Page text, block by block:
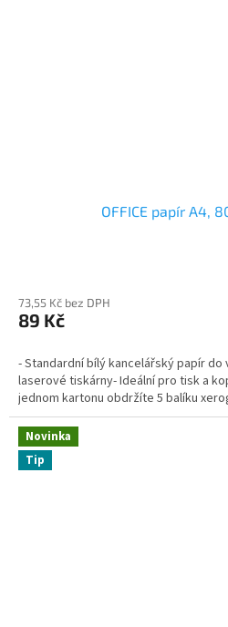
OFFICE papír A4,
73,55 Kč bez DPH
89 Kč
- Standardní bílý kancelářský papír
laserové tiskárny- Ideální pro tisk a
jednom kartonu obdržíte 5 balíku
Novinka
Tip